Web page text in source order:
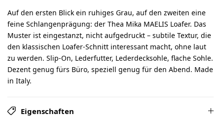
Auf den ersten Blick ein ruhiges Grau, auf den zweiten eine
feine Schlangenprägung: der Thea Mika MAELIS Loafer. Das
Muster ist eingestanzt, nicht aufgedruckt – subtile Textur, die
den klassischen Loafer-Schnitt interessant macht, ohne laut
zu werden. Slip-On, Lederfutter, Lederdecksohle, flache Sohle.
Dezent genug fürs Büro, speziell genug für den Abend. Made
in Italy.
Eigenschaften